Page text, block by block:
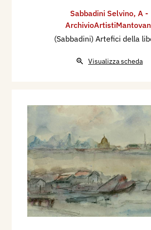
Sabbadini Selvino, A -
(Sabbadini) Artefici della
Visualizza scheda